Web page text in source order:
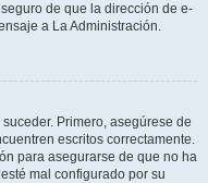
de que la dirección de e-
a La Administración.
Primero, asegúrese de
escritos correctamente.
para asegurarse de que no ha
mal configurado por su